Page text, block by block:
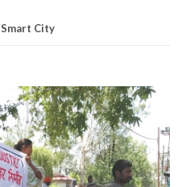
Smart City